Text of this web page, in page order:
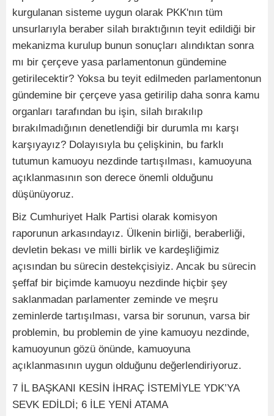
kurgulanan sisteme uygun olarak PKK'nın tüm
unsurlarıyla beraber silah bıraktığının teyit edildiği bir
mekanizma kurulup bunun sonuçları alındıktan sonra
mı bir çerçeve yasa parlamentonun gündemine
getirilecektir? Yoksa bu teyit edilmeden parlamentonun
gündemine bir çerçeve yasa getirilip daha sonra kamu
organları tarafından bu işin, silah bırakılıp
bırakılmadığının denetlendiği bir durumla mı karşı
karşıyayız? Dolayısıyla bu çelişkinin, bu farklı
tutumun kamuoyu nezdinde tartışılması, kamuoyuna
açıklanmasının son derece önemli olduğunu
düşünüyoruz.
Biz Cumhuriyet Halk Partisi olarak komisyon
raporunun arkasındayız. Ülkenin birliği, beraberliği,
devletin bekası ve milli birlik ve kardeşliğimiz
açısından bu sürecin destekçisiyiz. Ancak bu sürecin
şeffaf bir biçimde kamuoyu nezdinde hiçbir şey
saklanmadan parlamenter zeminde ve meşru
zeminlerde tartışılması, varsa bir sorunun, varsa bir
problemin, bu problemin de yine kamuoyu nezdinde,
kamuoyunun gözü önünde, kamuoyuna
açıklanmasının uygun olduğunu değerlendiriyoruz.
7 İL BAŞKANI KESİN İHRAÇ İSTEMİYLE YDK’YA
SEVK EDİLDİ; 6 İLE YENİ ATAMA